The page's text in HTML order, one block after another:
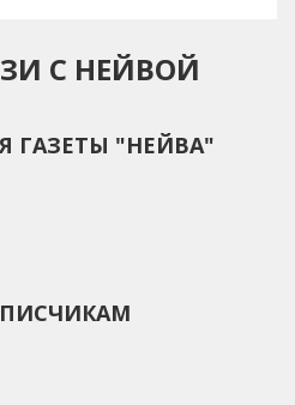
С НЕЙВОЙ
ГАЗЕТЫ "НЕЙВА"